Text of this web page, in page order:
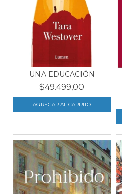
UNA EDUCACIÓN
$49.499,00